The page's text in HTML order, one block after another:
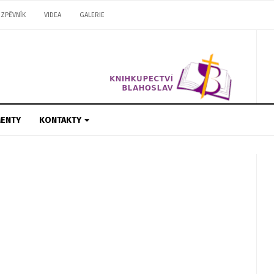
ZPĚVNÍK VIDEA GALERIE
KONTAKTY